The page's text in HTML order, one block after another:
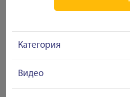
Категория
Видео